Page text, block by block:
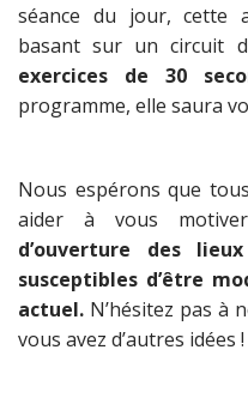
séance du jour, cette
basant sur un circuit
exercices de 30
programme, elle saura
Nous espérons que
aider à vous
d’ouverture des
susceptibles d’être
actuel. N’hésitez pas à
vous avez d’autres idées !